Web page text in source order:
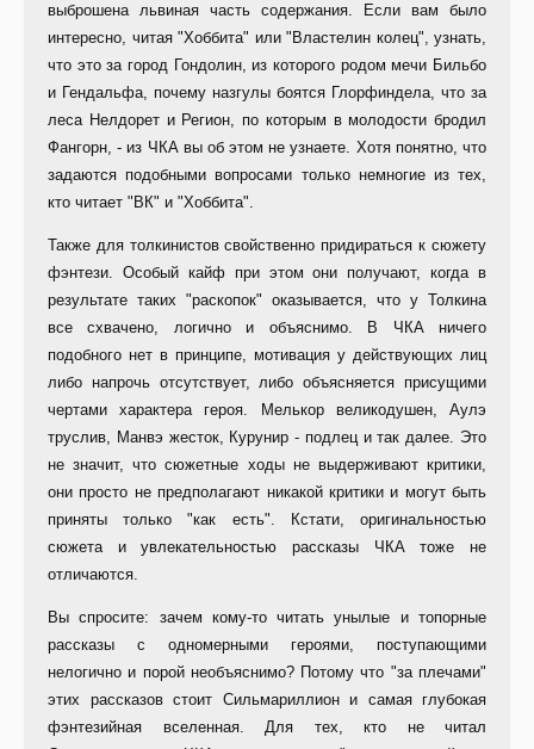
выброшена львиная часть содержания. Если вам было
интересно, читая "Хоббита" или "Властелин колец", узнать,
что это за город Гондолин, из которого родом мечи Бильбо
и Гендальфа, почему назгулы боятся Глорфиндела, что за
леса Нелдорет и Регион, по которым в молодости бродил
Фангорн, - из ЧКА вы об этом не узнаете. Хотя понятно, что
задаются подобными вопросами только немногие из тех,
кто читает "ВК" и "Хоббита".
Также для толкинистов свойственно придираться к сюжету
фэнтези. Особый кайф при этом они получают, когда в
результате таких "раскопок" оказывается, что у Толкина
все схвачено, логично и объяснимо. В ЧКА ничего
подобного нет в принципе, мотивация у действующих лиц
либо напрочь отсутствует, либо объясняется присущими
чертами характера героя. Мелькор великодушен, Аулэ
труслив, Манвэ жесток, Курунир - подлец и так далее. Это
не значит, что сюжетные ходы не выдерживают критики,
они просто не предполагают никакой критики и могут быть
приняты только "как есть". Кстати, оригинальностью
сюжета и увлекательностью рассказы ЧКА тоже не
отличаются.
Вы спросите: зачем кому-то читать унылые и топорные
рассказы с одномерными героями, поступающими
нелогично и порой необъяснимо? Потому что "за плечами"
этих рассказов стоит Сильмариллион и самая глубокая
фэнтезийная вселенная. Для тех, кто не читал